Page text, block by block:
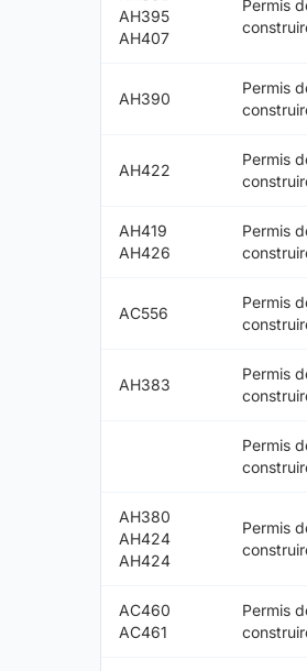
AH395
AH407
Permis
AH390
Permis
AH422
Permis
AH419
AH426
Permis
AC556
Permis
AH383
Permis
Permis
AH380
AH424
AH424
Permis
AC460
AC461
Permis